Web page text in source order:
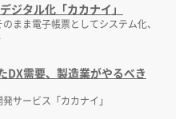
ジタル化「カカナイ」
まま電子帳票としてシステム化、
DX需要、製造業がやるべき
サービス「カカナイ」